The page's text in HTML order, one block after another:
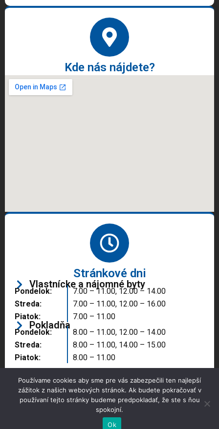
Kde nás nájdete?
Stránkové dni
Vlastnícke a nájomné byty
Pondelok:
Streda:
Piatok:
7.00 – 11.00, 12.00 – 14.00
7.00 – 11.00, 12.00 – 16.00
7.00 – 11.00
Pokladňa
Pondelok:
Streda:
Piatok:
8.00 – 11.00, 12.00 – 14.00
8.00 – 11.00, 14.00 – 15.00
8.00 – 11.00
Copyright © 2025 Správa majetku mesta, n.o.,
Partizánske
Používame cookies aby sme pre vás zabezpečili ten najlepší
zážitok z našich webových stránok. Ak budete pokračovať v
používaní tejto stránky budeme predpokladať, že ste s ňou
spokojní.
Ok